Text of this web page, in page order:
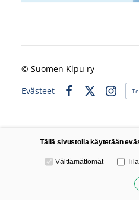
© Suomen Kipu ry
Evästeet
Facebook
Tällä sivustolla käytetään
Valitse käytettävät evästeet
Välttämättömät